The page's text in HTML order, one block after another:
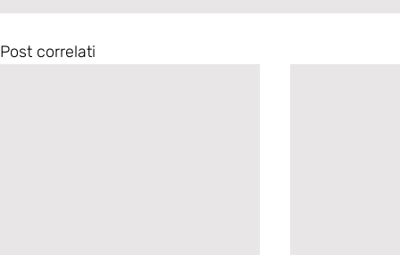
Post correlati